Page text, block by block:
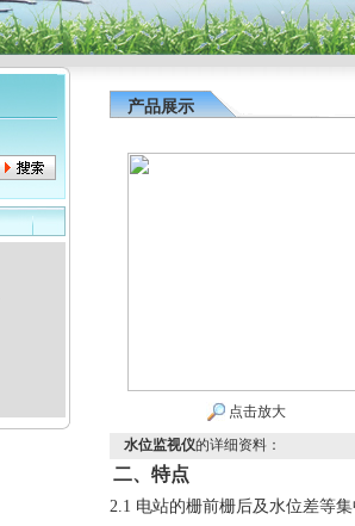
产品展示
点击放大
水位监视仪的详细资料：
二、特点
2.1 电站的栅前栅后及水位差等